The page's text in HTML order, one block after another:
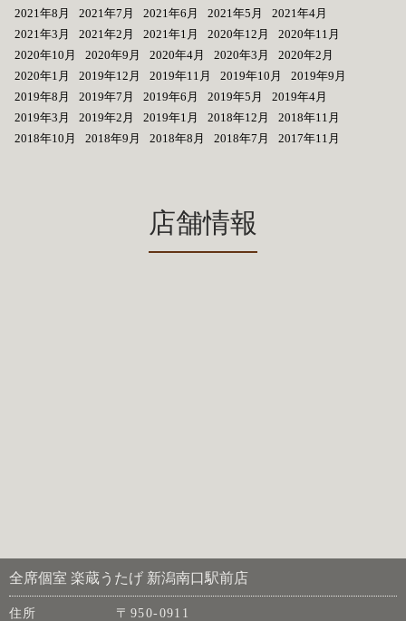
2021年8月
2021年7月 2021年6月 2021年5月
2021年4月
2021年3月
2021年2月 2021年1月 2020年12月
2020年11月
2020年10月
2020年9月 2020年4月 2020年3月
2020年2月
2020年1月
2019年12月 2019年11月 2019年10月
2019年9月
2019年8月
2019年7月 2019年6月 2019年5月
2019年4月
2019年3月
2019年2月 2019年1月 2018年12月
2018年11月
2018年10月
2018年9月 2018年8月 2018年7月 2017年11月
店舗情報
全席個室 楽蔵うたげ 新潟南口駅前店
住所
〒950-0911